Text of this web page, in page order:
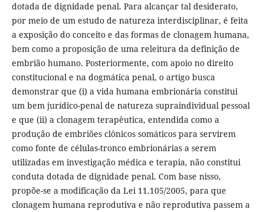
dotada de dignidade penal. Para alcançar tal desiderato,
por meio de um estudo de natureza interdisciplinar, é feita
a exposição do conceito e das formas de clonagem humana,
bem como a proposição de uma releitura da definição de
embrião humano. Posteriormente, com apoio no direito
constitucional e na dogmática penal, o artigo busca
demonstrar que (i) a vida humana embrionária constitui
um bem jurídico-penal de natureza supraindividual pessoal
e que (ii) a clonagem terapêutica, entendida como a
produção de embriões clônicos somáticos para servirem
como fonte de células-tronco embrionárias a serem
utilizadas em investigação médica e terapia, não constitui
conduta dotada de dignidade penal. Com base nisso,
propõe-se a modificação da Lei 11.105/2005, para que
clonagem humana reprodutiva e não reprodutiva passem a